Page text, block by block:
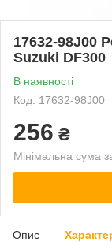
17632-98J00
Suzuki DF300
В наявності
Код: 17632-98J00
256 ₴
Мінімальна сума
Опис